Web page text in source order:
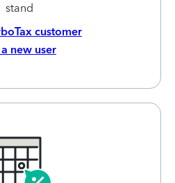
stand
customer
a new user